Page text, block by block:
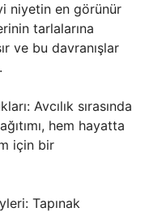
niyetin en görünür
tarlalarına
ve bu davranışlar
Avcılık sırasında
hem hayatta
için bir
Tapınak